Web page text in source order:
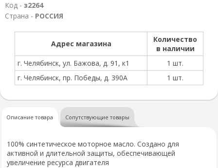
Код - з2264
Страна - РОССИЯ
Адрес магазина
Количество
в наличии
г. Челябинск, ул. Бажова, д. 91, к1
1 шт.
г. Челябинск, пр. Победы, д. 390А
1 шт.
Описание товара Сопутствующие товары
100% синтетическое моторное масло. Создано для
активной и длительной защиты, обеспечивающей
увеличение ресурса двигателя